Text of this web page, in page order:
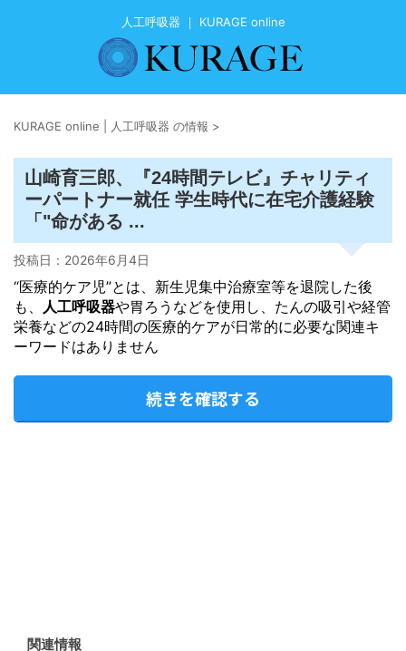
人工呼吸器 ｜ KURAGE online
KURAGE online | 人工呼吸器 の情報 >
山崎育三郎、『24時間テレビ』チャリティ
ーパートナー就任 学生時代に在宅介護経験
「"命がある ...
投稿日： 2026年6月4日
“医療的ケア児”とは、新生児集中治療室等を退院した後
も、 人工呼吸器や胃ろうなどを使用し、たんの吸引や経管
栄養などの24時間の医療的ケアが日常的に必要な関連キ
ーワードはありません
続きを確認する
関連情報